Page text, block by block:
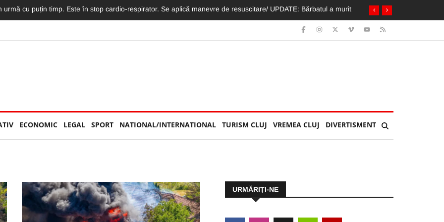
vânzare în această seară. Preț special de 75 de euro pentru STAR EDITION
ECONOMIC LEGAL SPORT NATIONAL/INTERNATIONAL TURISM CLUJ VREMEA CLUJ DIVERTISMENT
URMĂRIŢI-NE